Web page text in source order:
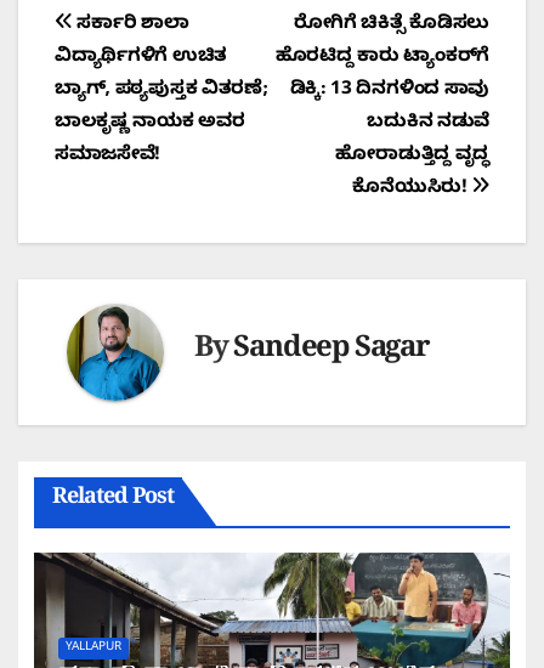
Post
navigation
ರೋಗಿಗೆ ಚಿಕಿತ್ಸೆ ಕೊಡಿಸಲು
ಹೊರಟಿದ್ದ ಕಾರು ಟ್ಯಾಂಕರ್‌ಗೆ
ಡಿಕ್ಕಿ: 13 ದಿನಗಳಿಂದ ಸಾವು
ಬದುಕಿನ ನಡುವೆ
ಹೋರಾಡುತ್ತಿದ್ದ ವೃದ್ಧ
ಕೊನೆಯುಸಿರು!
ಸರ್ಕಾರಿ ಶಾಲಾ
ವಿದ್ಯಾರ್ಥಿಗಳಿಗೆ ಉಚಿತ
ಬ್ಯಾಗ್, ಪಠ್ಯಪುಸ್ತಕ ವಿತರಣೆ;
ಬಾಲಕೃಷ್ಣ ನಾಯಕ ಅವರ
ಸಮಾಜಸೇವೆ!
BySandeep Sagar
Related Post
YALLAPUR